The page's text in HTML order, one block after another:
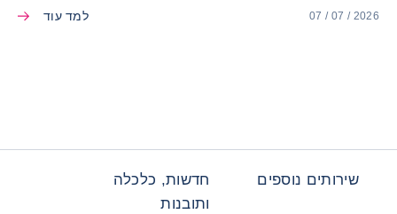
07 / 07 / 2026 למד עוד
שירותים נוספים
חדשות, כלכלה
ותובנות